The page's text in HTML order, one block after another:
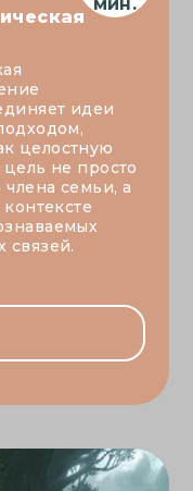
идеи
целостную
не просто
семьи, а
связей.